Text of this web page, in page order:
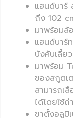
แฮนด์บาร์
ถึง 102
มาพร้อมล้
แฮนด์บาร์
บังคับเลี้ย
มาพร้อม
ของสกูตเ
สามารถเ
ได้โดยใช้
ขาตั้งอลูมิ